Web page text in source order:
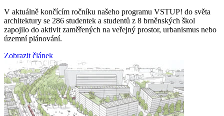
V aktuálně končícím ročníku našeho programu VSTUP! do světa
architektury se 286 studentek a studentů z 8 brněnských škol
zapojilo do aktivit zaměřených na veřejný prostor, urbanismus nebo
územní plánování.
Zobrazit článek